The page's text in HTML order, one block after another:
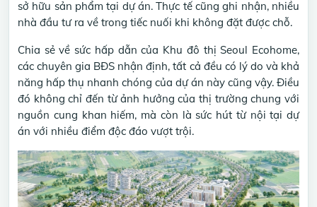
sở hữu sản phẩm tại dự án. Thực tế cũng ghi nhận, nhiều
nhà đầu tư ra về trong tiếc nuối khi không đặt được chỗ.
Chia sẻ về sức hấp dẫn của Khu đô thị Seoul Ecohome,
các chuyên gia BĐS nhận định, tất cả đều có lý do và khả
năng hấp thụ nhanh chóng của dự án này cũng vậy. Điều
đó không chỉ đến từ ảnh hưởng của thị trường chung với
nguồn cung khan hiếm, mà còn là sức hút từ nội tại dự
án với nhiều điểm độc đáo vượt trội.